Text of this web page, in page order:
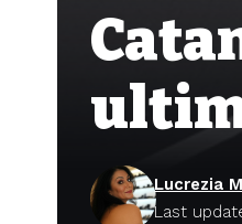
Last
Lucrezia